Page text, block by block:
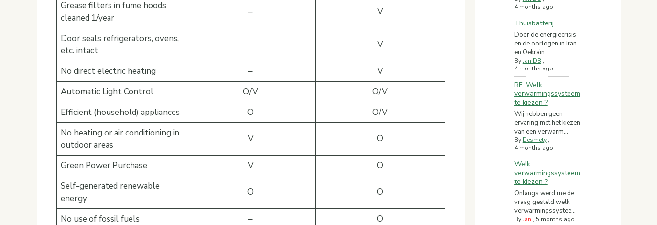
Grease filters in fume hoods
cleaned 1/year
– V
Door seals refrigerators, ovens,
etc. intact
– V
No direct electric heating –
V
Automatic Light Control
O/V
O/V
Efficient (household) appliances
O
O/V
No heating or air conditioning in
outdoor areas
V O
Green Power Purchase V
O
Self-generated renewable
energy
O O
No use of fossil fuels –
O
4 months ago
Thuisbatterij
Door de energiecrisis
en de oorlogen in Iran
en Oekraïn...
ByJan DB ,
4 months ago
RE: Welk
verwarmingssysteem
te kiezen ?
Wij hebben geen
ervaring met het kiezen
van een verwarm...
By Desmety,
4 months ago
Welk
verwarmingssysteem
te kiezen ?
Onlangs werd me de
vraag gesteld welk
verwarmingssystee...
ByJan , 5 months ago